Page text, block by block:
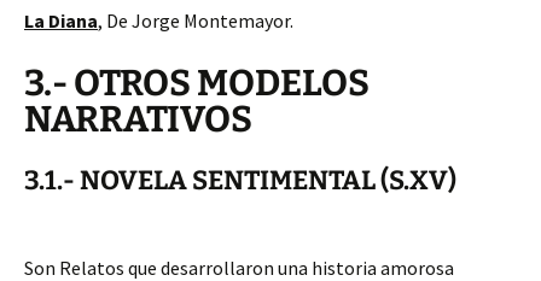
La Diana, De Jorge Montemayor.
3.- OTROS MODELOS
NARRATIVOS
3.1.- NOVELA SENTIMENTAL (S.XV)
Son Relatos que desarrollaron una historia amorosa